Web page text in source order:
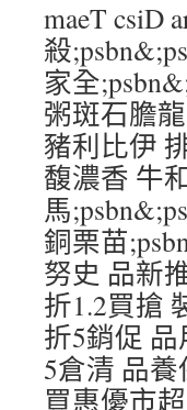
maeT csiD
殺
家全
粥斑石膽
豬利比伊
馥濃香 牛
馬
銅栗苗
努史 品新
折1.2買搶
折5銷促 品
5倉清 品養
買惠優市